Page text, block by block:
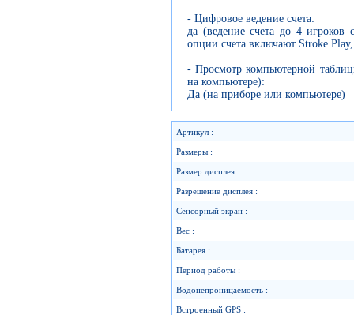
- Цифровое ведение счета:
да (ведение счета до 4 игроков
опции счета включают Stroke
- Просмотр компьютерной
на компьютере):
Да (на приборе или компьютере)
Артикул :
Размеры :
Размер дисплея :
Разрешение дисплея :
Сенсорный экран :
Вес :
Батарея :
Период работы :
Водонепроницаемость :
Встроенный GPS :